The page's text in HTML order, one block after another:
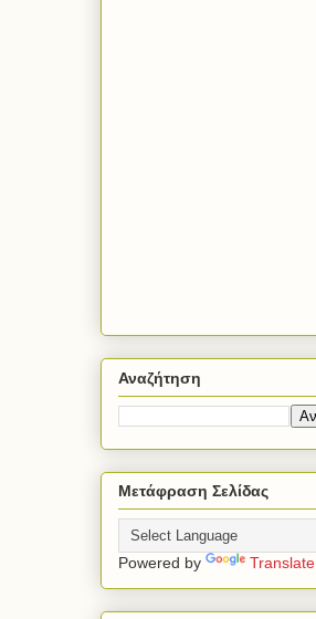
Αναζήτηση
Μετάφραση Σελίδας
Powered by Translate